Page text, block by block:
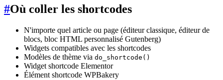
#Où coller les shortcodes
N'importe quel article ou page (éditeur classique, éditeur de
blocs, bloc HTML personnalisé Gutenberg)
Widgets compatibles avec les shortcodes
Modèles de thème via do_shortcode()
Widget shortcode Elementor
Élément shortcode WPBakery